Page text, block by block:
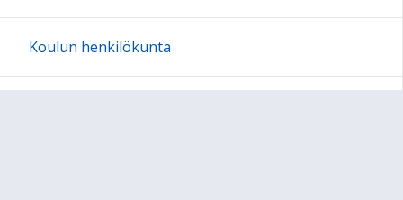
Koulun henkilökunta